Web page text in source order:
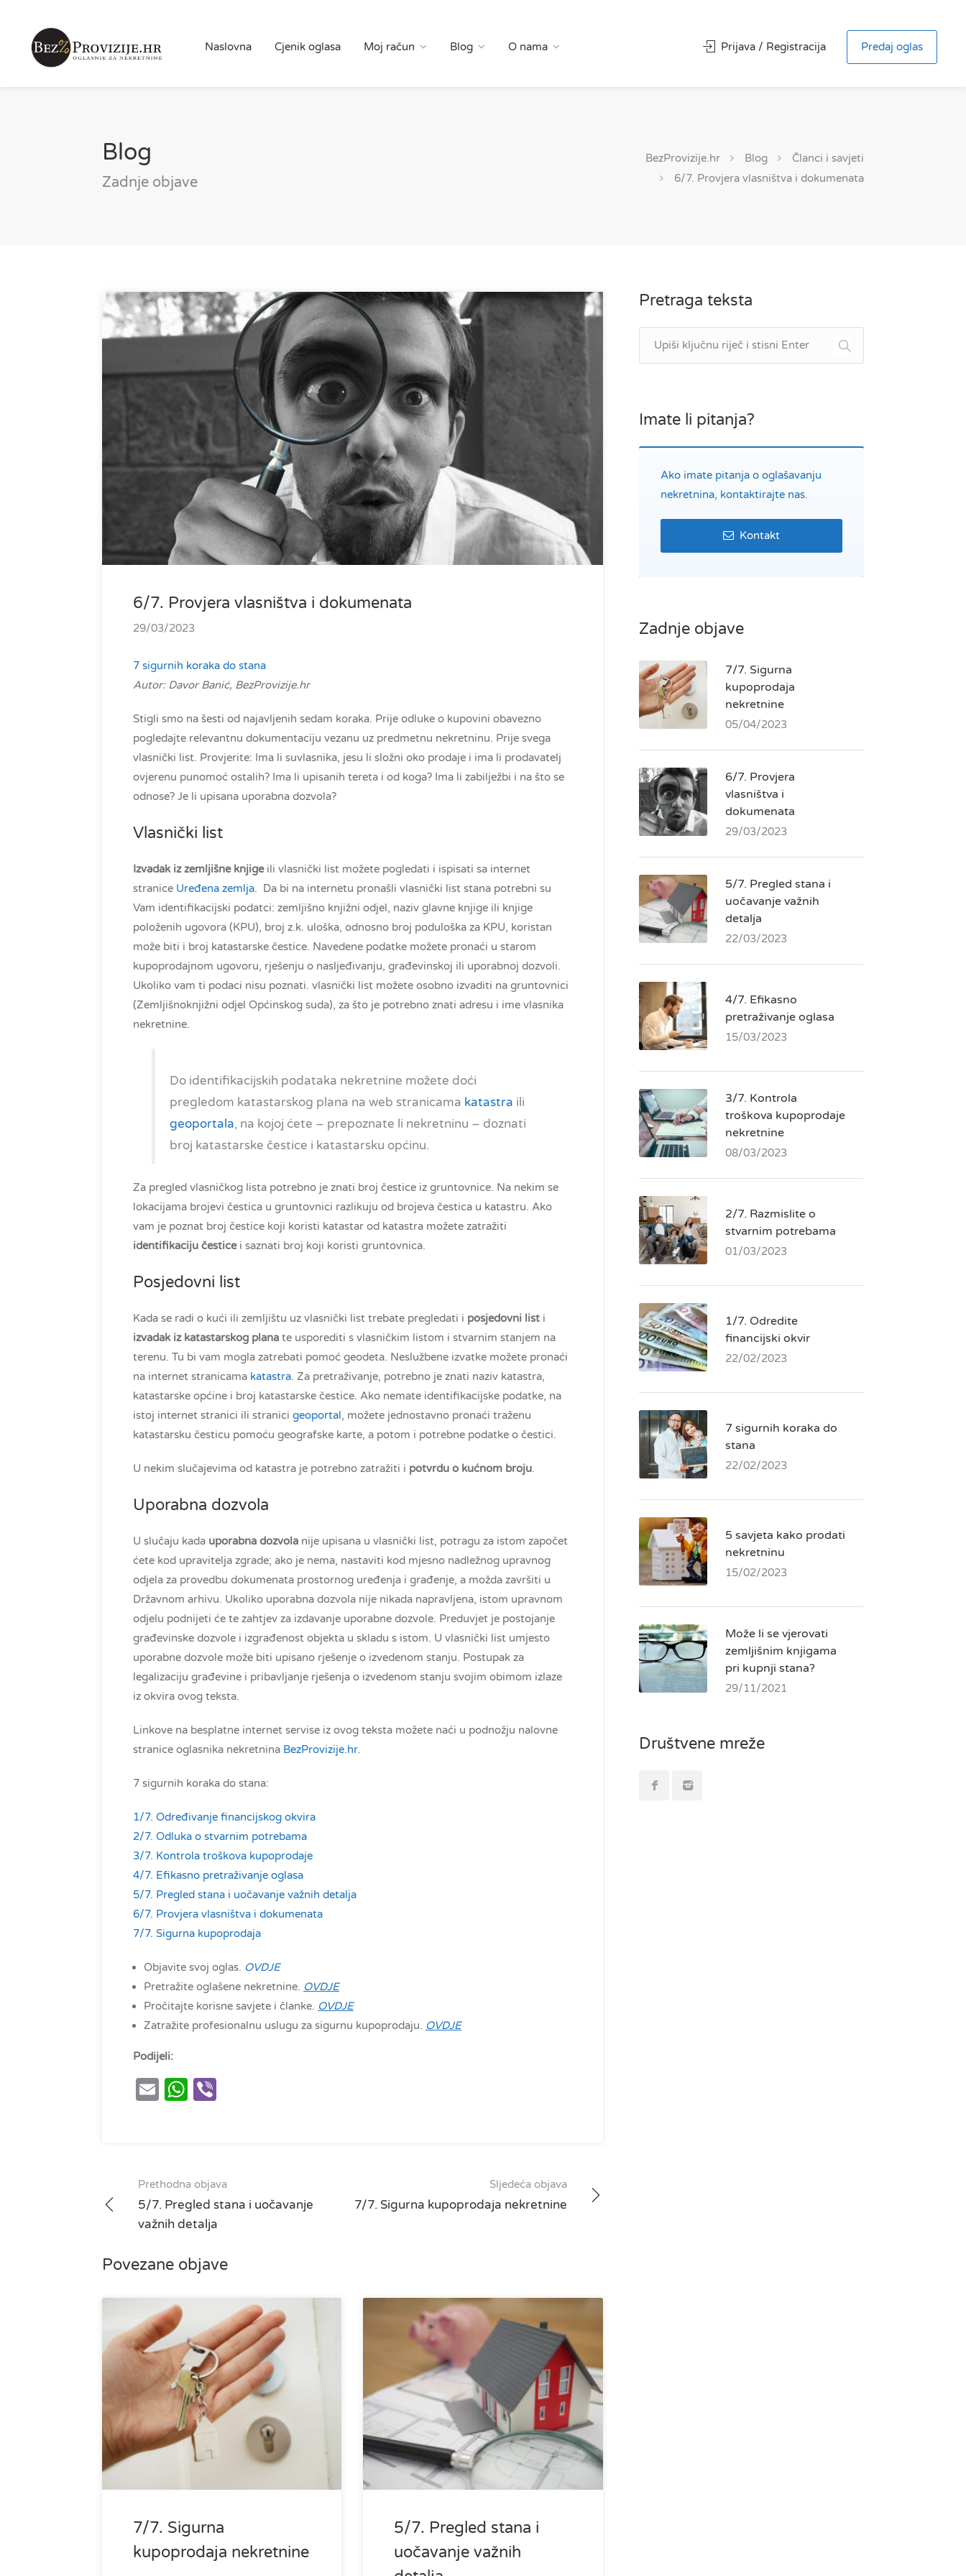
Naslovna Cjenik oglasa Moj račun Blog O nama Prijava / Registracija Predaj oglas
Blog
Zadnje objave
BezProvizije.hr Blog
Članci i savjeti
6/7. Provjera vlasništva i dokumenata
6/7. Provjera vlasništva i dokumenata
29/03/2023
7 sigurnih koraka do stana
Autor: Davor Banić, BezProvizije.hr
Stigli smo na šesti od najavljenih sedam koraka. Prije odluke o kupovini obavezno
pogledajte relevantnu dokumentaciju vezanu uz predmetnu nekretninu. Prije svega
vlasnički list. Provjerite: Ima li suvlasnika, jesu li složni oko prodaje i ima li prodavatelj
ovjerenu punomoć ostalih? Ima li upisanih tereta i od koga? Ima li zabilježbi i na što se
odnose? Je li upisana uporabna dozvola?
Vlasnički list
Izvadak iz zemljišne knjige ili vlasnički list možete pogledati i ispisati sa internet
stranice Uređena zemlja. Da bi na internetu pronašli vlasnički list stana potrebni su
Vam identifikacijski podatci: zemljišno knjižni odjel, naziv glavne knjige ili knjige
položenih ugovora (KPU), broj z.k. uloška, odnosno broj poduloška za KPU, koristan
može biti i broj katastarske čestice. Navedene podatke možete pronaći u starom
kupoprodajnom ugovoru, rješenju o nasljeđivanju, građevinskoj ili uporabnoj dozvoli.
Ukoliko vam ti podaci nisu poznati. vlasnički list možete osobno izvaditi na gruntovnici
(Zemljišnoknjižni odjel Općinskog suda), za što je potrebno znati adresu i ime vlasnika
nekretnine.
Do identifikacijskih podataka nekretnine možete doći
pregledom katastarskog plana na web stranicama katastra ili
geoportala, na kojoj ćete – prepoznate li nekretninu – doznati
broj katastarske čestice i katastarsku općinu.
Za pregled vlasničkog lista potrebno je znati broj čestice iz gruntovnice. Na nekim se
lokacijama brojevi čestica u gruntovnici razlikuju od brojeva čestica u katastru. Ako
vam je poznat broj čestice koji koristi katastar od katastra možete zatražiti
identifikaciju česticei saznati broj koji koristi gruntovnica.
Posjedovni list
Kada se radi o kući ili zemljištu uz vlasnički list trebate pregledati i posjedovni list i
izvadak iz katastarskog plana te usporediti s vlasničkim listom i stvarnim stanjem na
terenu. Tu bi vam mogla zatrebati pomoć geodeta. Neslužbene izvatke možete pronaći
na internet stranicama katastra. Za pretraživanje, potrebno je znati naziv katastra,
katastarske općine i broj katastarske čestice. Ako nemate identifikacijske podatke, na
istoj internet stranici ili stranici geoportal, možete jednostavno pronaći traženu
katastarsku česticu pomoću geografske karte, a potom i potrebne podatke o čestici.
U nekim slučajevima od katastra je potrebno zatražiti i potvrdu o kućnom broju.
Uporabna dozvola
U slučaju kada uporabna dozvola nije upisana u vlasnički list, potragu za istom započet
ćete kod upravitelja zgrade; ako je nema, nastaviti kod mjesno nadležnog upravnog
odjela za provedbu dokumenata prostornog uređenja i građenje, a možda završiti u
Državnom arhivu. Ukoliko uporabna dozvola nije nikada napravljena, istom upravnom
odjelu podnijeti će te zahtjev za izdavanje uporabne dozvole. Preduvjet je postojanje
građevinske dozvole i izgrađenost objekta u skladu s istom. U vlasnički list umjesto
uporabne dozvole može biti upisano rješenje o izvedenom stanju. Postupak za
legalizaciju građevine i pribavljanje rješenja o izvedenom stanju svojim obimom izlaze
iz okvira ovog teksta.
Linkove na besplatne internet servise iz ovog teksta možete naći u podnožju nalovne
stranice oglasnika nekretnina BezProvizije.hr.
7 sigurnih koraka do stana:
1/7. Određivanje financijskog okvira
2/7. Odluka o stvarnim potrebama
3/7. Kontrola troškova kupoprodaje
4/7. Efikasno pretraživanje oglasa
5/7. Pregled stana i uočavanje važnih detalja
6/7. Provjera vlasništva i dokumenata
7/7. Sigurna kupoprodaja
Objavite svoj oglas. OVDJE
Pretražite oglašene nekretnine. OVDJE
Pročitajte korisne savjete i članke. OVDJE
Zatražite profesionalnu uslugu za sigurnu kupoprodaju. OVDJE
Podijeli:
EmailWhatsApp
Post
navigation
Prethodna objava
5/7. Pregled stana i uočavanje
važnih detalja
Sljedeća objava
7/7. Sigurna kupoprodaja nekretnine
Povezane objave
7/7. Sigurna
kupoprodaja nekretnine
5/7. Pregled stana i
uočavanje važnih
Pretraga teksta
Imate li pitanja?
Ako imate pitanja o oglašavanju
nekretnina, kontaktirajte nas.
Kontakt
Zadnje objave
7/7. Sigurna
kupoprodaja
nekretnine
05/04/2023
6/7. Provjera
vlasništva i
dokumenata
29/03/2023
5/7. Pregled stana i
uočavanje važnih
detalja
22/03/2023
4/7. Efikasno
pretraživanje oglasa
15/03/2023
3/7. Kontrola
troškova kupoprodaje
nekretnine
08/03/2023
2/7. Razmislite o
stvarnim potrebama
01/03/2023
1/7. Odredite
financijski okvir
22/02/2023
7 sigurnih koraka do
stana
22/02/2023
5 savjeta kako prodati
nekretninu
15/02/2023
Može li se vjerovati
zemljišnim knjigama
pri kupnji stana?
29/11/2021
Društvene mreže